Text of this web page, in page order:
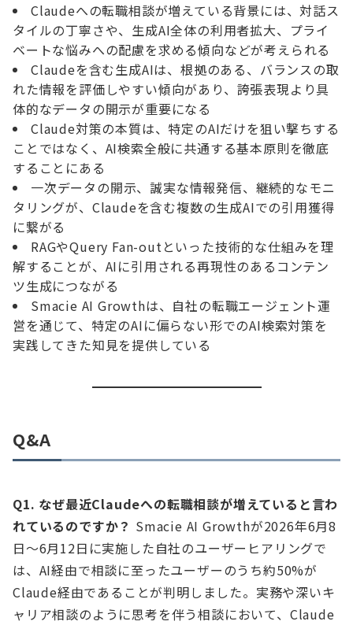
Claudeへの転職相談が増えている背景には、対話ス
タイルの丁寧さや、生成AI全体の利用者拡大、プライ
ベートな悩みへの配慮を求める傾向などが考えられる
Claudeを含む生成AIは、根拠のある、バランスの取
れた情報を評価しやすい傾向があり、誇張表現より具
体的なデータの開示が重要になる
Claude対策の本質は、特定のAIだけを狙い撃ちする
ことではなく、AI検索全般に共通する基本原則を徹底
することにある
一次データの開示、誠実な情報発信、継続的なモニ
タリングが、Claudeを含む複数の生成AIでの引用獲得
に繋がる
RAGやQuery Fan-outといった技術的な仕組みを理
解することが、AIに引用される再現性のあるコンテン
ツ生成につながる
Smacie AI Growthは、自社の転職エージェント運
営を通じて、特定のAIに偏らない形でのAI検索対策を
実践してきた知見を提供している
Q&A
Q1. なぜ最近Claudeへの転職相談が増えていると言わ
れているのですか？ Smacie AI Growthが2026年6月8
日〜6月12日に実施した自社のユーザーヒアリングで
は、AI経由で相談に至ったユーザーのうち約50%が
Claude経由であることが判明しました。実務や深いキ
ャリア相談のように思考を伴う相談において、Claude